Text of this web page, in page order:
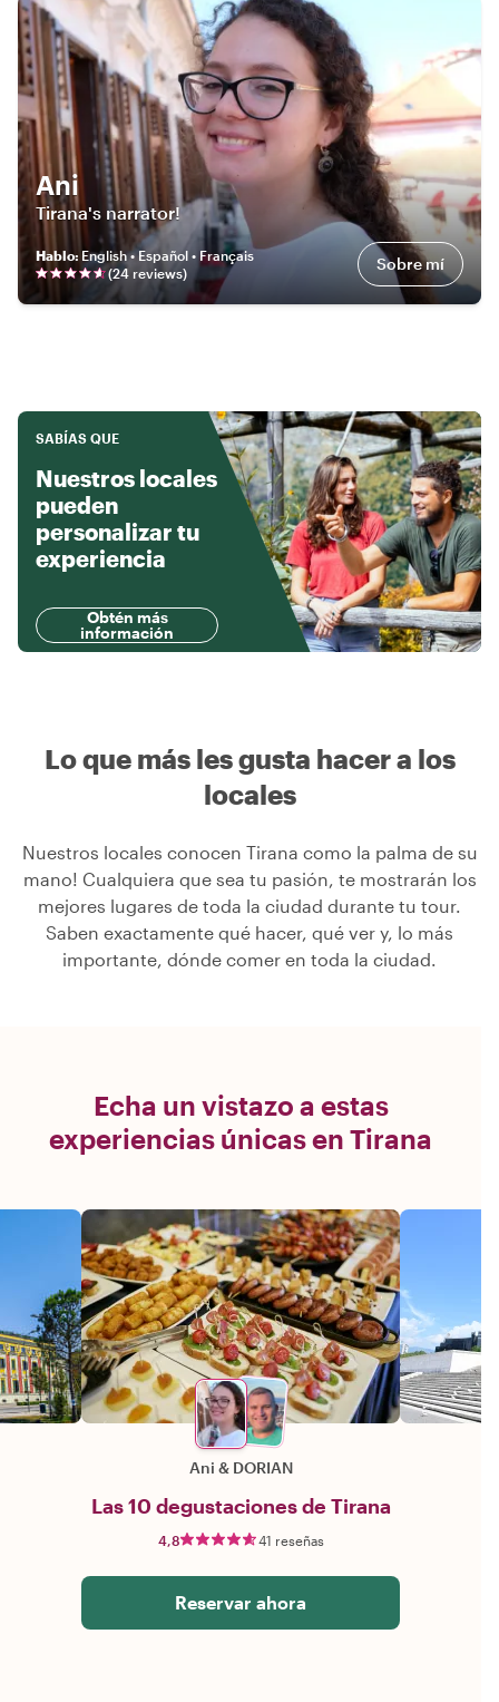
Ani
Tirana's narrator!
Hablo: English • Español • Français
(24 reviews) Sobre mí
SABÍAS QUE
Nuestros locales
pueden
personalizar tu
experiencia
Obtén más
información
Lo que más les gusta hacer a los
locales
Nuestros locales conocen Tirana como la palma de su
mano! Cualquiera que sea tu pasión, te mostrarán los
mejores lugares de toda la ciudad durante tu tour.
Saben exactamente qué hacer, qué ver y, lo más
importante, dónde comer en toda la ciudad.
Echa un vistazo a estas
experiencias únicas en Tirana
Ani & DORIAN
Las 10 degustaciones de Tirana
4,8 41 reseñas
Reservar ahora